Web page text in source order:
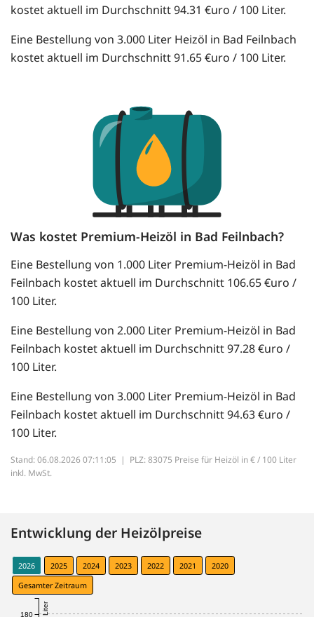
kostet aktuell im Durchschnitt 94.31 €uro / 100 Liter.
Eine Bestellung von 3.000 Liter Heizöl in Bad Feilnbach
kostet aktuell im Durchschnitt 91.65 €uro / 100 Liter.
Was kostet Premium-Heizöl in Bad Feilnbach?
Eine Bestellung von 1.000 Liter Premium-Heizöl in Bad
Feilnbach kostet aktuell im Durchschnitt 106.65 €uro /
100 Liter.
Eine Bestellung von 2.000 Liter Premium-Heizöl in Bad
Feilnbach kostet aktuell im Durchschnitt 97.28 €uro /
100 Liter.
Eine Bestellung von 3.000 Liter Premium-Heizöl in Bad
Feilnbach kostet aktuell im Durchschnitt 94.63 €uro /
100 Liter.
Stand: 06.08.2026 07:11:05 | PLZ: 83075 Preise für Heizöl in € / 100 Liter
inkl. MwSt.
Entwicklung der Heizölpreise
2026 2025 2024 2023 2022 2021
2020
Gesamter Zeitraum
180